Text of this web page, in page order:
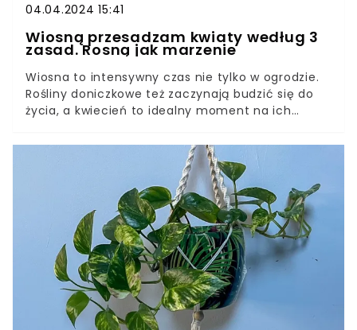
04.04.2024 15:41
Wiosną przesadzam kwiaty według 3
zasad. Rosną jak marzenie
Wiosna to intensywny czas nie tylko w ogrodzie.
Rośliny doniczkowe też zaczynają budzić się do
życia, a kwiecień to idealny moment na ich
wiosną, stosuję się do 3 zasad.Przesadzanie
kwiatów doniczkowych to nie taka prosta sprawa.
Nie wystarczy worek ziemi uniwersalnej i kilka
starych doniczek z garażu. Podpowiem, co zrobić,
żeby po przesadzeniu kwiaty doniczkowe pięknie